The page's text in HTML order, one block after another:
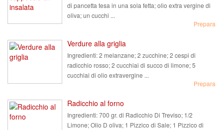
di pancetta tesa in una sola fetta; olio extra vergine di
oliva; un cucchi ...
Prepara
Verdure alla griglia
Ingredienti:2 melanzane; 2 zucchine; 2 cespi di
radicchio rosso; 2 cucchiai di succo di limone; 5
cucchiai di olio extravergine ...
Prepara
Radicchio al forno
Ingredienti:700 gr. di Radicchio Di Treviso; 1/2
Limone; Olio D oliva; 1 Pizzico di Sale; 1 Pizzico di